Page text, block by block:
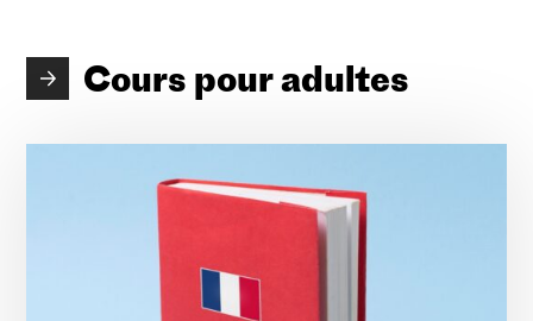
Cours pour adultes